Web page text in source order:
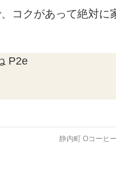
コクがあって絶対に
P2e
静内町 Oコーヒ